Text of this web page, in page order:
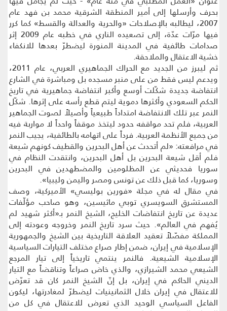
بحرف وأرسلها إلى أمير المنطقة الشرقية محمد بن فهد عام
2007، ليطالبه بالإصلاحات «والحرية والعدالة والقسط» كما كرر
فيها مرّات عدّة، إلى تصعيده الناري في خطبه عام 2009 إثر
صدامات طائفية في المدينة المنورة ليضطرّ بعدها للانكفاء
خشية الاعتقال والملاحقة.
ثم ليبرز من الجديد مع الحراك الجماهيري العربي، عام 2011،
ويدعم ليس فقط من على منبر مسجده بل ومباشرة في الشارع
انتفاضة جديدة شكّلت أوسع وأكبر انتفاضة جماهيرية في تاريخ
الحكم السعودي وأكثرها دموية ليتم قطع رأسه على إثرها. شكّل
النمر عبر تلك الانتفاضة امتداداً طبيعياً وأصيلاً لصوت الجماهير
العربية، فلم تحد مواقفه حدود ليتخذ موقفاً واحداً لا مواربة فيه
من جميع الأنظمة العربية. فرداً على اتهامه بالطائفية، يجيب النمر
في مرافعته: «لم أتحدث عن أهل البحرين والقطيف كونهم شيعة
فلم أقل شيعة البحرين بل أهل البحرين، وانتقدت النظام في
سوريا فحديثي عن المظلومين والمضطهدين في البحرين
وسوريا، كما قبل ذلك عن تونس ومصر واليمن وليبيا».
في مقال له في مجلة «فورين بوليسي» الأميركية، وصف
المستشرق السويسري توبي ماثيسين، وهو صاحب مؤلّفات
عديدة عن تاريخ انتفاضات الخليج، الشيخ النمر بـ«أكثر شهيد لم
يُفهم في العالم». حيث سرد تاريخ النمر وخروجه وعودته إلى
المملكة مفصّلاً تعقيد العلاقة التاريخية بين الشيخ والجمهورية
الإسلامية في إيران، ضمن إطار صراع مختلف التيارات السياسية
الإسلامية الشيعية. فالنمر ينتمي تاريخياً إلى تيار المرجع
الشيعي محمد الشيرازي، والذي خاض صراعاً وتناقضاً مع التيار
الديني الحاكم في إيران، بل إنّ الشيخ النمر كان قد تعرّض
للاعتقال في إيران خلال الثمانينيات ليضطرّ لمغادرتها، ليكون
الفاعل السياسي الوحيد الذي تعرض للاعتقال في كل من